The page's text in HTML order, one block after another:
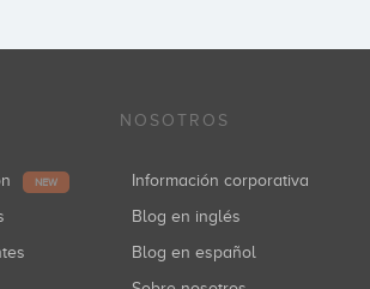
NEW
NOSOTROS
Información corporativa
Blog en inglés
Blog en español